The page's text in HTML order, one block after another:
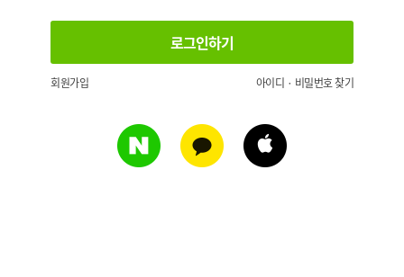
회원가입 아이디 · 비밀번호 찾기